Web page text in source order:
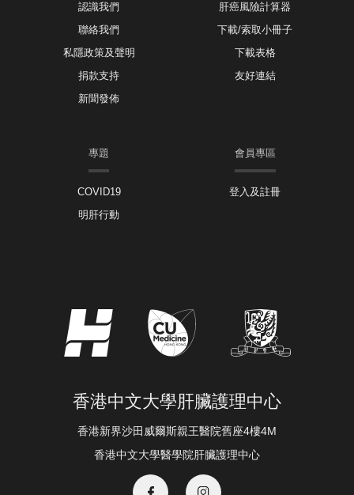
認識我們
聯絡我們
私隱政策及聲明
捐款支持
新聞發佈
肝癌風險計算器
下載/索取小冊子
下載表格
友好連結
專題
COVID19
明肝行動
會員專區
登入及註冊
香港中文大學肝臟護理中心
香港新界沙田威爾斯親王醫院舊座4樓4M
香港中文大學醫學院肝臟護理中心